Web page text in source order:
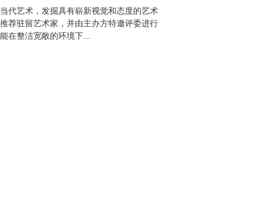
代艺术，发掘具有崭新视觉和态度的艺术
荐驻留艺术家，并由主办方特邀评委进行
在整洁宽敞的环境下...